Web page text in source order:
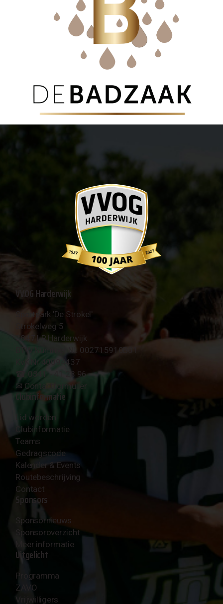
VVOG Harderwijk
Sportpark 'De Strokel'
Strokelweg 5
3847 LR Harderwijk
BTW Nummer NL 002715910B01
KvK Nr 40094437
☎︎ 0341 - 41 28 96
✉︎ Contactformulier
Clubinformatie
Lid worden
Clubinformatie
Teams
Gedragscode
Kalender & Events
Routebeschrijving
Contact
Sponsors
Sponsornieuws
Sponsoroverzicht
Meer informatie
Uitgelicht
Programma
ZAVO
Vrijwilligers